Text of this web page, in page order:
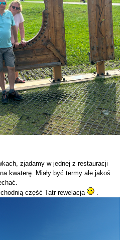
zjadamy w jednej z restauracji
kwaterę. Miały być termy ale jakoś
część Tatr rewelacja
.